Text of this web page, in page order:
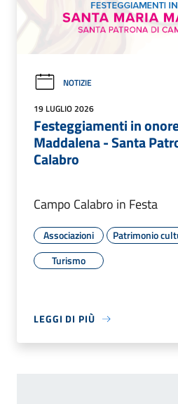
NOTIZIE
19 LUGLIO 2026
Festeggiamenti in
Maddalena - Santa
Calabro
Campo Calabro in Festa
Associazioni Patrimonio
Turismo
LEGGI DI PIÙ